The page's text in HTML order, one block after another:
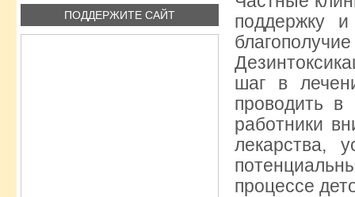
ПОДДЕРЖИТЕ САЙТ
поддержку
шаг в
проводить в
работники
лекарства,
процессе